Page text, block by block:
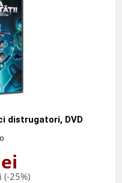
distrugatori, DVD
(-25%)